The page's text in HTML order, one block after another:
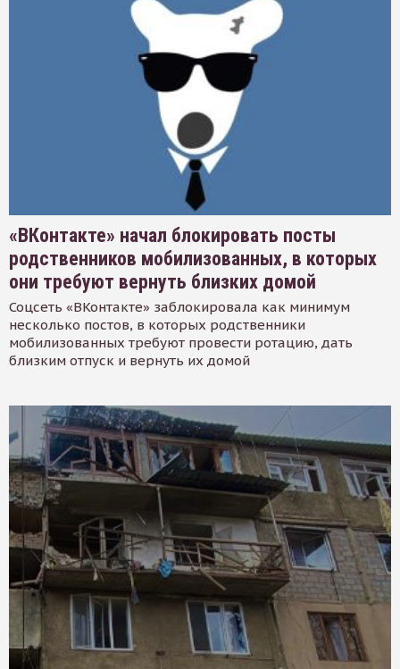
«ВКонтакте» начал блокировать посты
родственников мобилизованных, в которых
они требуют вернуть близких домой
Соцсеть «ВКонтакте» заблокировала как минимум
несколько постов, в которых родственники
мобилизованных требуют провести ротацию, дать
близким отпуск и вернуть их домой